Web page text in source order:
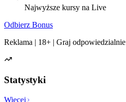
Najwyższe kursy na Live
Odbierz Bonus
Reklama | 18+ | Graj odpowiedzialnie
Statystyki
Więcej